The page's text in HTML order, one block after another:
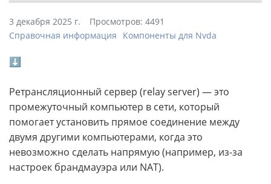
3 декабря 2025 г.
Просмотров: 4491
Справочная информация
Компоненты для Nvda
⬇
Ретрансляционный сервер (relay server) — это
промежуточный компьютер в сети, который
помогает установить прямое соединение между
двумя другими компьютерами, когда это
невозможно сделать напрямую (например, из-за
настроек брандмауэра или NAT).